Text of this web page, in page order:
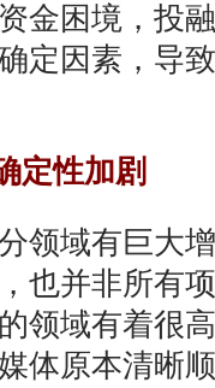
金困境，投
定因素，导
性加剧
域有巨大增
也并非所有
领域有着很
体原本清晰